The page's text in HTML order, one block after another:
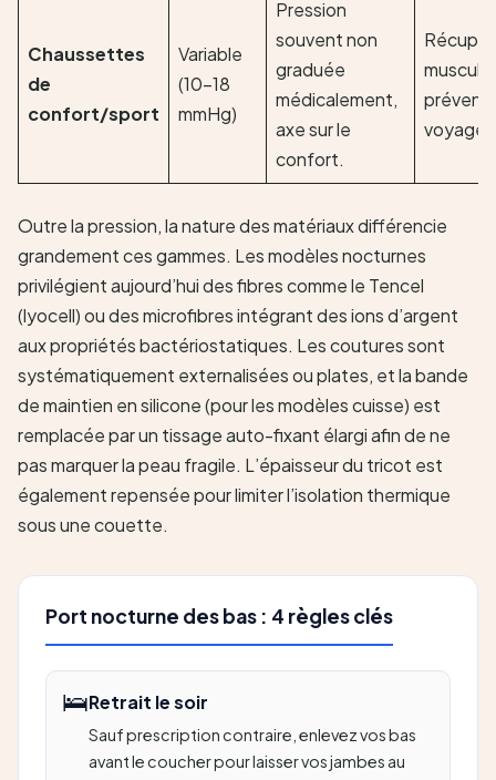
Chaussettes
de
confort/sport
Variable
(10-18
mmHg)
Pression
souvent non
graduée
médicalement,
axe sur le
confort.
voyage.
Outre la pression, la nature des matériaux différencie
grandement ces gammes. Les modèles nocturnes
privilégient aujourd’hui des fibres comme le Tencel
(lyocell) ou des microfibres intégrant des ions d’argent
aux propriétés bactériostatiques. Les coutures sont
systématiquement externalisées ou plates, et la bande
de maintien en silicone (pour les modèles cuisse) est
remplacée par un tissage auto-fixant élargi afin de ne
pas marquer la peau fragile. L’épaisseur du tricot est
également repensée pour limiter l’isolation thermique
sous une couette.
Port nocturne des bas : 4 règles clés
🛌Retrait le soir
Sauf prescription contraire, enlevez vos bas
avant le coucher pour laisser vos jambes au